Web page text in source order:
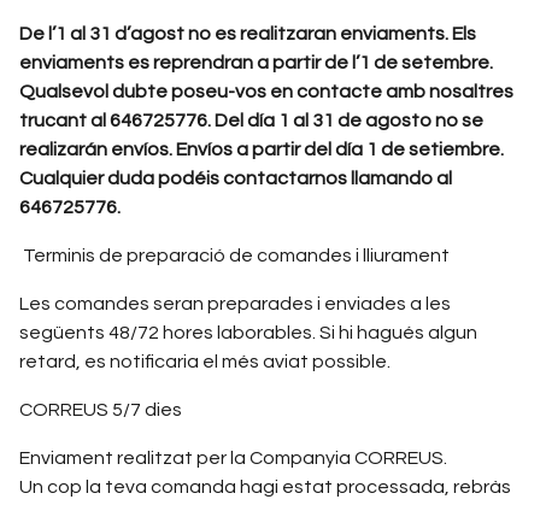
De l’1 al 31 d’agost no es realitzaran enviaments. Els
enviaments es reprendran a partir de l’1 de setembre.
Qualsevol dubte poseu-vos en contacte amb nosaltres
trucant al 646725776. Del día 1 al 31 de agosto no se
realizarán envíos. Envíos a partir del día 1 de setiembre.
Cualquier duda podéis contactarnos llamando al
646725776.
Terminis de preparació de comandes i lliurament
Les comandes seran preparades i enviades a les
següents 48/72 hores laborables. Si hi hagués algun
retard, es notificaria el més aviat possible.
CORREUS 5/7 dies
Enviament realitzat per la Companyia CORREUS.
Un cop la teva comanda hagi estat processada, rebràs